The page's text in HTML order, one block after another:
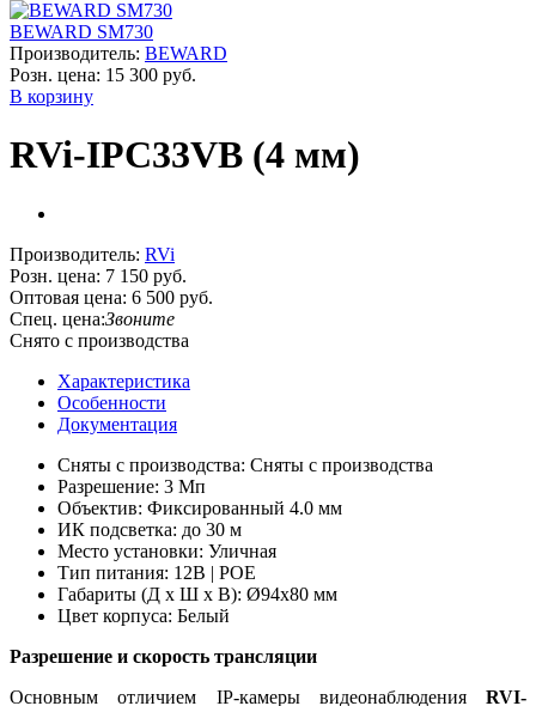
BEWARD SM730
Производитель: BEWARD
Розн. цена: 15 300 руб.
В корзину
RVi-IPC33VB (4 мм)
Производитель: RVi
Розн. цена: 7 150 руб.
Оптовая цена: 6 500 руб.
Спец. цена:Звоните
Снято с производства
Характеристика
Особенности
Документация
Сняты с производства: Сняты с производства
Разрешение: 3 Мп
Объектив: Фиксированный 4.0 мм
ИК подсветка: до 30 м
Место установки: Уличная
Тип питания: 12В | POE
Габариты (Д х Ш х В): Ø94x80 мм
Цвет корпуса: Белый
Разрешение и скорость трансляции
Основным отличием IP-камеры видеонаблюденияRVI-